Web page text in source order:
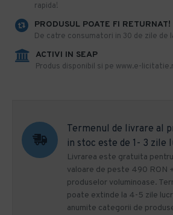
rapida!
PRODUSUL POATE FI RETURNAT!
De catre consumatori in 30 de zile de
ACTIVI IN SEAP
Produs disponibil si pe www.e-
Termenul de livrare al
in stoc este de 1- 3 zile
Livrarea este gratuita
valoare de peste 490 RON
produselor voluminoase.
poate extinde la 4-5 zile
anumite categorii de